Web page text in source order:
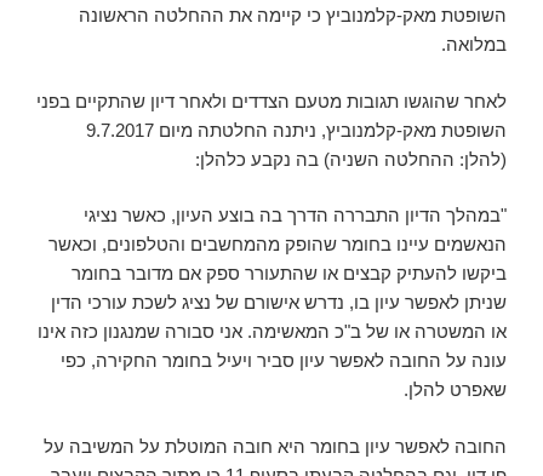
השופטת מאק-קלמנוביץ כי קיימה את ההחלטה הראשונה
במלואה.
לאחר שהוגשו תגובות מטעם הצדדים ולאחר דיון שהתקיים בפני
השופטת מאק-קלמנוביץ, ניתנה החלטתה מיום 9.7.2017
(להלן: ההחלטה השניה) בה נקבע כלהלן:
"במהלך הדיון התבררה הדרך בה בוצע העיון, כאשר נציגי
הנאשמים עיינו בחומר שהופק מהמחשבים והטלפונים, וכאשר
ביקשו להעתיק קבצים או שהתעורר ספק אם מדובר בחומר
שניתן לאפשר עיון בו, נדרש אישורם של נציג לשכת עורכי הדין
או המשטרה או של ב"כ המאשימה. אני סבורה שמנגנון כזה אינו
עונה על החובה לאפשר עיון סביר ויעיל בחומר החקירה, כפי
שאפרט להלן.
החובה לאפשר עיון בחומר היא חובה המוטלת על המשיבה על